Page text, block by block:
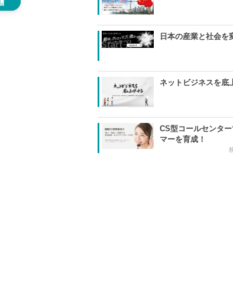
日本の産業と社会を
ネットビジネスを底
CS型コールセンタ
マーを育成！